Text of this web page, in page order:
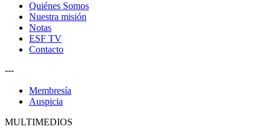
Quiénes Somos
Nuestra misión
Notas
ESF TV
Contacto
---
Membresía
Auspicia
MULTIMEDIOS